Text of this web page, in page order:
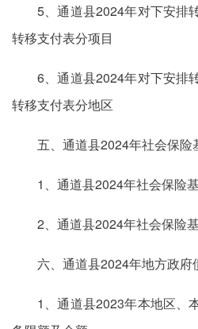
5、通道县2024年对下安排
转移支付表分项目
6、通道县2024年对下安排
转移支付表分地区
五、通道县2024年社会保险
1、通道县2024年社会保险
2、通道县2024年社会保险
六、通道县2024年地方政府
1、通道县2023年本地区、